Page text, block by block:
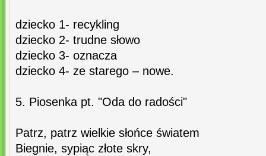
dziecko 1- recykling
dziecko 2- trudne słowo
dziecko 3- oznacza
dziecko 4- ze starego – nowe.
5. Piosenka pt. "Oda do radości"
Patrz, patrz wielkie słońce światem
Biegnie, sypiąc złote skry,